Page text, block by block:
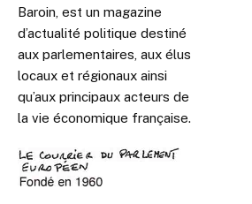
Baroin, est un magazine
d’actualité politique destiné
aux parlementaires, aux élus
locaux et régionaux ainsi
qu’aux principaux acteurs de
la vie économique française.